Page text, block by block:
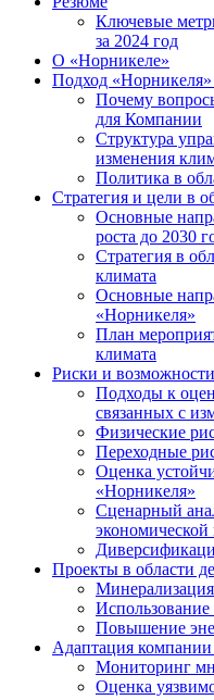
Ключевые
за 2024 год
О «Норникеле»
Подход «Норникеля»
Почему
для Компании
Структура
изменения
Политика в
Стратегия и цели в
Основные
роста до 2030
Стратегия в
климата
Основные
«Норникеля»
План
климата
Риски и
Подходы к
связанных с
Физические
Переходные
Оценка
«Норникеля»
Сценарный
экономической
Проекты в области
Повышение
Адаптация
Мониторинг
Оценка